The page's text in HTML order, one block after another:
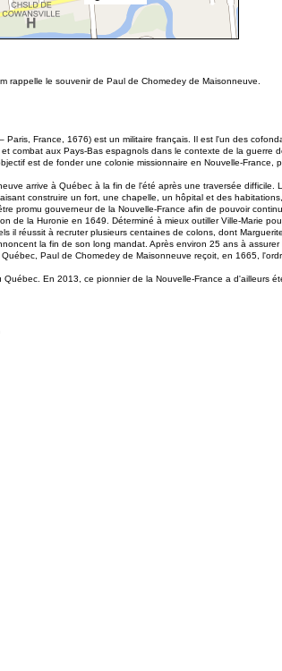
rappelle le souvenir de Paul de Chomedey de Maisonneuve.
France, 1676) est un militaire français. Il est l'un des
combat aux Pays-Bas espagnols dans le contexte de la
est de fonder une colonie missionnaire en Nouvelle-France,
arrive à Québec à la fin de l'été après une traversée
construire un fort, une chapelle, un hôpital et des
promu gouverneur de la Nouvelle-France afin de pouvoir
de la Huronie en 1649. Déterminé à mieux outiller Ville-Marie
il réussit à recruter plusieurs centaines de colons, dont
la fin de son long mandat. Après environ 25 ans à
Paul de Chomedey de Maisonneuve reçoit, en 1665,
En 2013, ce pionnier de la Nouvelle-France a d'ailleurs